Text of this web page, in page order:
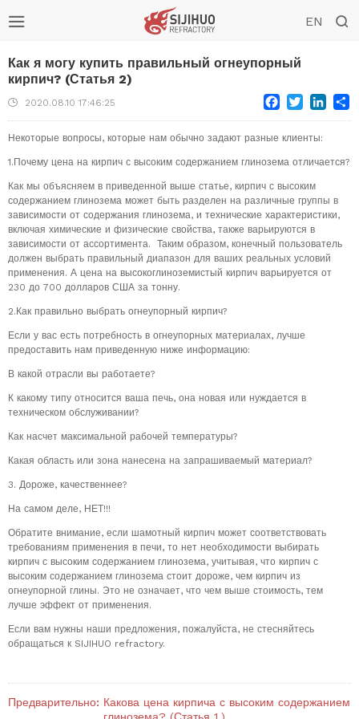
 EN 
Как я могу купить правильный огнеупорный
кирпич? (Статья 2)
 2020.08.10 17:46:25 Facebook
Twitter
Некоторые вопросы, которые нам обычно задают разные клиенты:
1.Почему цена на кирпич с высоким содержанием глинозема отличается?
Как мы объясняем в приведенной выше статье, кирпич с высоким
содержанием глинозема может быть разделен на различные группы в
зависимости от содержания глинозема, и технические характеристики,
включая химические и физические свойства, также варьируются в
зависимости от ассортимента. Таким образом, конечный пользователь
должен выбрать правильный диапазон для ваших реальных условий
применения. А цена на высокоглиноземистый кирпич варьируется от
230 до 700 долларов США за тонну.
2.Как правильно выбрать огнеупорный кирпич?
Если у вас есть потребность в огнеупорных материалах, лучше
предоставить нам приведенную ниже информацию:
В какой отрасли вы работаете?
К какому типу относится ваша печь, она новая или нуждается в
техническом обслуживании?
Как насчет максимальной рабочей температуры?
Какая область или зона нанесена на запрашиваемый материал?
3. Дороже, качественнее?
На самом деле, НЕТ!!!
Обратите внимание, если шамотный кирпич может соответствовать
требованиям применения в печи, то нет необходимости выбирать
кирпич с высоким содержанием глинозема, учитывая, что кирпич с
высоким содержанием глинозема стоит дороже, чем кирпич из
огнеупорной глины. Это не означает, что чем выше стоимость, тем
лучше эффект от применения.
Если вам нужны наши предложения, пожалуйста, не стесняйтесь
обращаться к SIJIHUO refractory.
Предварительно: Какова цена кирпича с высоким содержанием